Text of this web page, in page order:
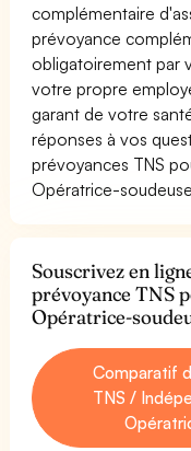
complémentaire
prévoyance
obligatoirement par
votre propre
garant de votre
réponses à vos
prévoyances TNS
Opératrice-
Souscrivez en
prévoyance TNS
Opératrice-
Comparatif
TNS /